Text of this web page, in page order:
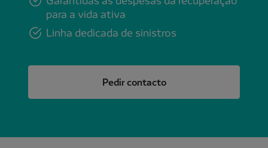
para a vida ativa
Linha dedicada de sinistros
Pedir contacto